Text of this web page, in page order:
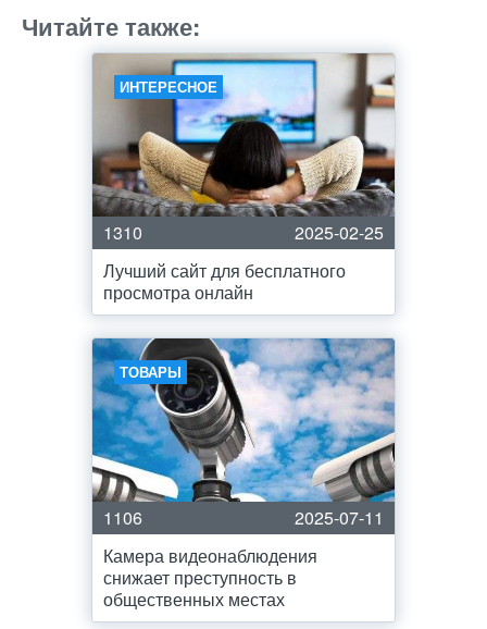
Читайте также:
ИНТЕРЕСНОЕ
1310
2025-02-25
Лучший сайт для бесплатного
просмотра онлайн
ТОВАРЫ
1106
2025-07-11
Камера видеонаблюдения
снижает преступность в
общественных местах